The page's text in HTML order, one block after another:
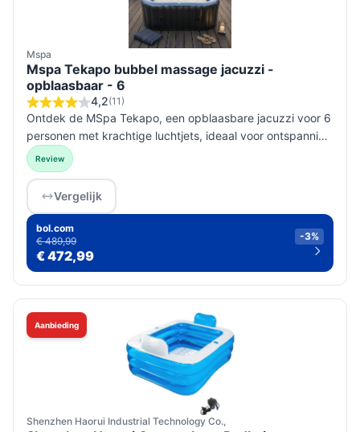
Mspa
Mspa Tekapo bubbel massage jacuzzi -
opblaasbaar - 6
4,2(11)
Ontdek de MSpa Tekapo, een opblaasbare jacuzzi voor 6
personen met krachtige luchtjets, ideaal voor ontspanning
in je tuin.
Review
Vergelijk
bol.com
€ 489,99
€ 472,99
-3%
Aanbieding
Shenzhen Haorui Industrial Technology Co.,